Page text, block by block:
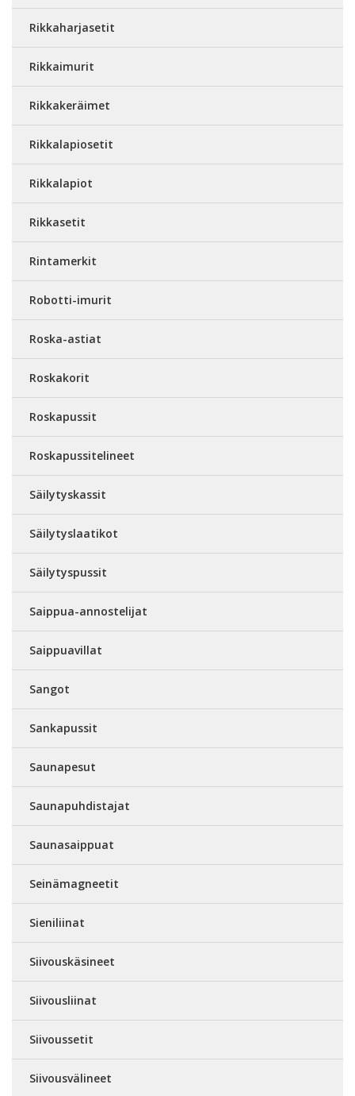
Rikkaharjasetit
Rikkaimurit
Rikkakeräimet
Rikkalapiosetit
Rikkalapiot
Rikkasetit
Rintamerkit
Robotti-imurit
Roska-astiat
Roskakorit
Roskapussit
Roskapussitelineet
Säilytyskassit
Säilytyslaatikot
Säilytyspussit
Saippua-annostelijat
Saippuavillat
Sangot
Sankapussit
Saunapesut
Saunapuhdistajat
Saunasaippuat
Seinämagneetit
Sieniliinat
Siivouskäsineet
Siivousliinat
Siivoussetit
Siivousvälineet